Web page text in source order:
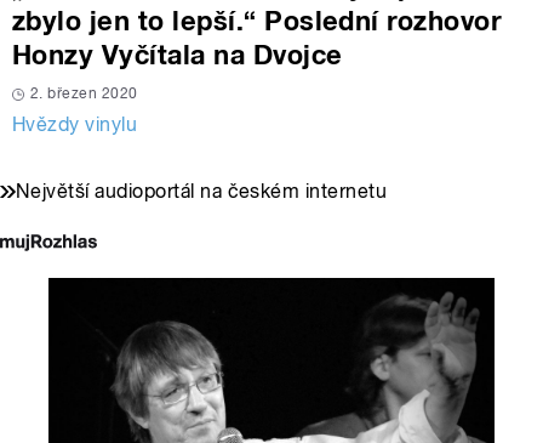
zbylo jen to lepší.“ Poslední rozhovor
Honzy Vyčítala na Dvojce
2. březen 2020
Hvězdy vinylu
Největší audioportál na českém internetu